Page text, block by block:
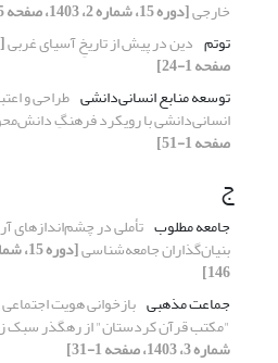
خارجی[دوره 15، شماره 2، 1403، صفحه 115-136]
توتم دین در پیش از تاریخِ آسیای غربی
صفحه 1-24]
توسعه ‌منابع انسانی‌دانشی طراحی و
انسانی‌دانشی با رویکرد فرهنگِ
صفحه 1-51]
ج
جامعه مطلوب تأملی در چشم‌اندازهای
بنیان‌گذاران جامعه‌شناسی
146]
جماعت مذهبی بازخوانی هویت
"مکتب قرآن کردستان" از رهگذر
شماره 3، 1403، صفحه 1-31]